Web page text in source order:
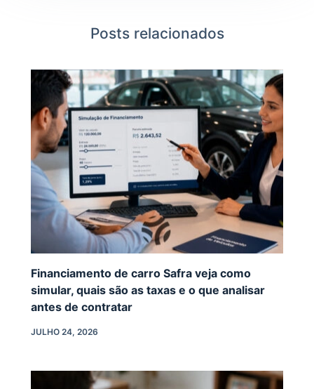
Posts relacionados
Financiamento de carro Safra veja como
simular, quais são as taxas e o que analisar
antes de contratar
JULHO 24, 2026